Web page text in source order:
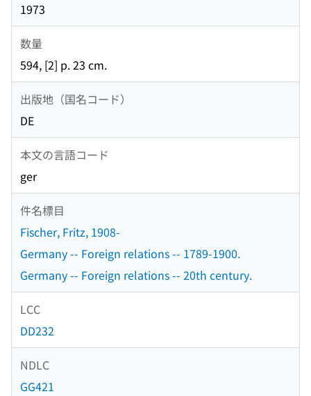
1973
数量
594, [2] p. 23 cm.
出版地（国名コード）
DE
本文の言語コード
ger
件名標目
Fischer, Fritz, 1908-
Germany -- Foreign relations -- 1789-1900.
Germany -- Foreign relations -- 20th century.
LCC
DD232
NDLC
GG421